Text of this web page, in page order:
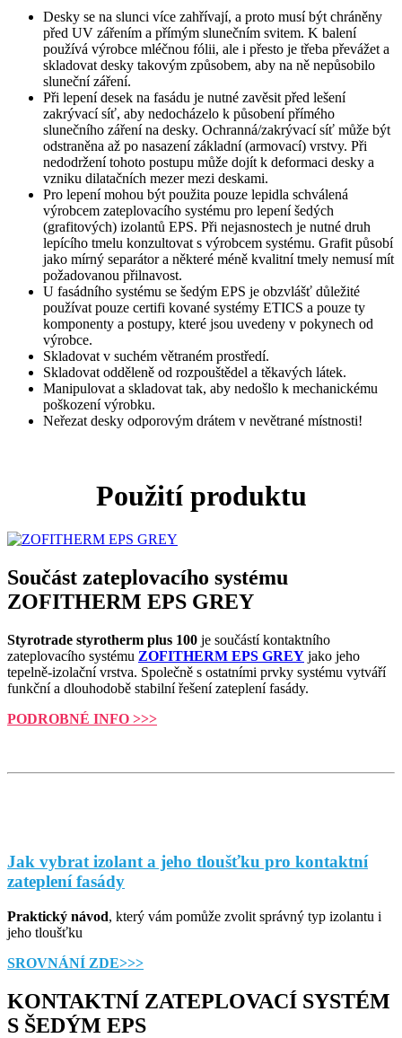
Desky se na slunci více zahřívají, a proto musí být chráněny
před UV zářením a přímým slunečním svitem. K balení
používá výrobce mléčnou fólii, ale i přesto je třeba převážet a
skladovat desky takovým způsobem, aby na ně nepůsobilo
sluneční záření.
Při lepení desek na fasádu je nutné zavěsit před lešení
zakrývací síť, aby nedocházelo k působení přímého
slunečního záření na desky. Ochranná/zakrývací síť může být
odstraněna až po nasazení základní (armovací) vrstvy. Při
nedodržení tohoto postupu může dojít k deformaci desky a
vzniku dilatačních mezer mezi deskami.
Pro lepení mohou být použita pouze lepidla schválená
výrobcem zateplovacího systému pro lepení šedých
(grafitových) izolantů EPS. Při nejasnostech je nutné druh
lepícího tmelu konzultovat s výrobcem systému. Grafit působí
jako mírný separátor a některé méně kvalitní tmely nemusí mít
požadovanou přilnavost.
U fasádního systému se šedým EPS je obzvlášť důležité
používat pouze certifi kované systémy ETICS a pouze ty
komponenty a postupy, které jsou uvedeny v pokynech od
výrobce.
Skladovat v suchém větraném prostředí.
Skladovat odděleně od rozpouštědel a těkavých látek.
Manipulovat a skladovat tak, aby nedošlo k mechanickému
poškození výrobku.
Neřezat desky odporovým drátem v nevětrané místnosti!
Použití produktu
Součást zateplovacího systému
ZOFITHERM EPS GREY
Styrotrade styrotherm plus 100 je součástí kontaktního
zateplovacího systému ZOFITHERM EPS GREY jako jeho
tepelně-izolační vrstva. Společně s ostatními prvky systému vytváří
funkční a dlouhodobě stabilní řešení zateplení fasády.
PODROBNÉ INFO >>>
Jak vybrat izolant a jeho tloušťku pro kontaktní
zateplení fasády
Praktický návod, který vám pomůže zvolit správný typ izolantu i
jeho tloušťku
SROVNÁNÍ ZDE>>>
KONTAKTNÍ ZATEPLOVACÍ SYSTÉM
S ŠEDÝM EPS